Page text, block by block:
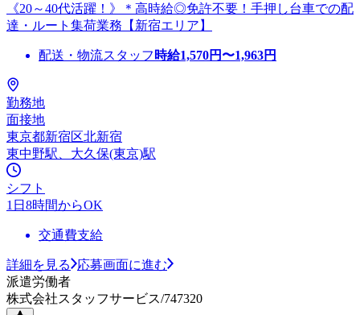
《20～40代活躍！》＊高時給◎免許不要！手押し台車での配
達・ルート集荷業務【新宿エリア】
配送・物流スタッフ 時給1,570円〜1,963円
勤務地
面接地
東京都新宿区北新宿
東中野駅、大久保(東京)駅
シフト
1日8時間からOK
交通費支給
詳細を見る
応募画面に進む
派遣労働者
株式会社スタッフサービス/747320